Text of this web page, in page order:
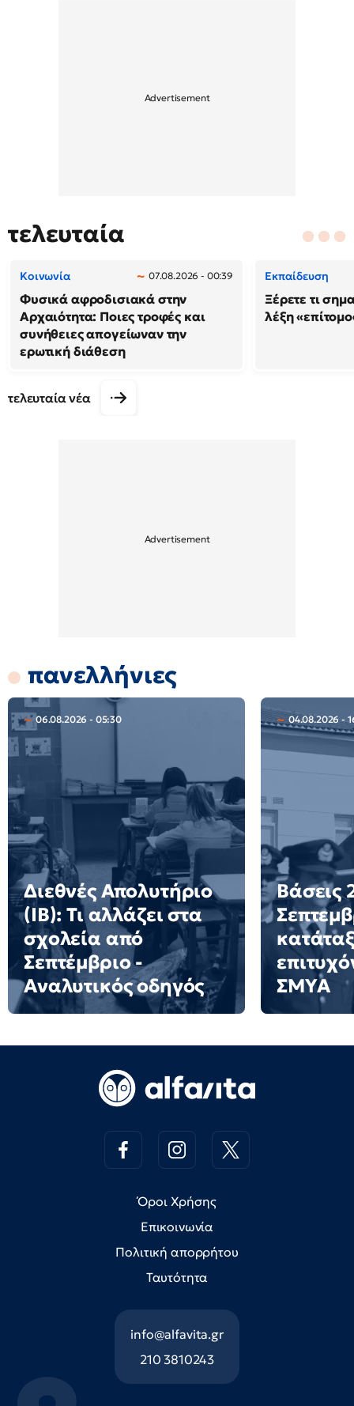
τελευταία
Κοινωνία 07.08.2026 - 00:39
Φυσικά αφροδισιακά στην
Αρχαιότητα: Ποιες τροφές και
συνήθειες απογείωναν την
ερωτική διάθεση
Εκπαίδευση
Ξέρετε τι
λέξη
τελευταία νέα
πανελλήνιες
06.08.2026 - 05:30
Διεθνές Απολυτήριο
(IB): Τι αλλάζει στα
σχολεία από
Σεπτέμβριο -
Αναλυτικός οδηγός
04.08.2026 -
Βάσεις
ΣΜΥΑ
Όροι Χρήσης
Επικοινωνία
Πολιτική απορρήτου
Ταυτότητα
info@alfavita.gr
210 3810243